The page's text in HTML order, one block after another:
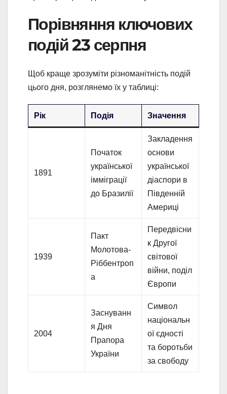
Порівняння ключових
подій 23 серпня
Щоб краще зрозуміти різноманітність подій
цього дня, розглянемо їх у таблиці:
Рік Подія Значення
1891
Початок
української
імміграції
до Бразилії
Закладення
основи
української
діаспори в
Південній
Америці
1939
Пакт
Молотова-
Ріббентроп
а
Передвісни
к Другої
світової
війни, поділ
Європи
2004
Заснуванн
я Дня
Прапора
України
Символ
національн
ої єдності
та боротьби
за свободу